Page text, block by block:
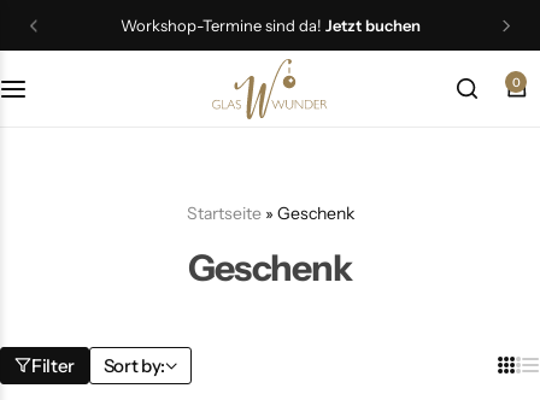
Workshop-Termine sind da! Jetzt buchen
0
Startseite» Geschenk
Geschenk
Filter Sort by: